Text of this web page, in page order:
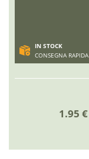
IN STOCK
CONSEGNA RAPIDA
1.95 €